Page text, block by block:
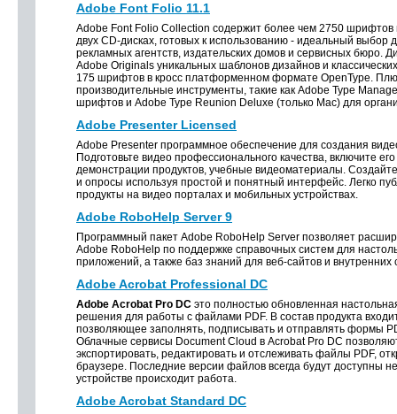
Adobe Font Folio 11.1
Adobe Font Folio Collection содержит более чем 2750 шрифтов
двух СD-дисках, готовых к использованию - идеальный выбор
рекламных агентств, издательских домов и сервисных бюро.
Adobe Originals уникальных шаблонов дизайнов и
175 шрифтов в кросс платформенном формате OpenType.
производительные инструменты, такие как Adobe Type
шрифтов и Adobe Type Reunion Deluxe (только Мac) для
Adobe Presenter Licensed
Adobe Presenter программное обеспечение для создания
Подготовьте видео профессионального качества, включите
демонстрации продуктов, учебные видеоматериалы.
и опросы используя простой и понятный интерфейс. Легко
продукты на видео порталах и мобильных устройствах.
Adobe RoboHelp Server 9
Программный пакет Adobe RoboHelp Server позволяет
Adobe RoboHelp по поддержке справочных систем для
приложений, а также баз знаний для веб-сайтов и внутренних
Adobe Acrobat Professional DC
Adobe Acrobat Pro DC это полностью обновленная
решения для работы с файлами PDF. В состав продукта
позволяющее заполнять, подписывать и отправлять формы
Облачные сервисы Document Cloud в Acrobat Pro DC
экспортировать, редактировать и отслеживать файлы PDF,
браузере. Последние версии файлов всегда будут доступны
устройстве происходит работа.
Adobe Acrobat Standard DC